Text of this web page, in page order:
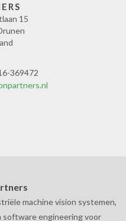
15
369472
machine vision systemen,
software engineering voor